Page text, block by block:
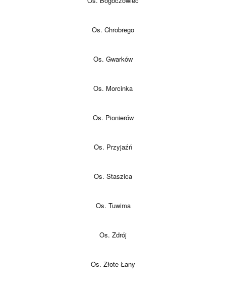
Os. Chrobrego
Os. Gwarków
Os. Morcinka
Os. Pionierów
Os. Przyjaźń
Os. Staszica
Os. Tuwima
Os. Zdrój
Os. Złote Łany